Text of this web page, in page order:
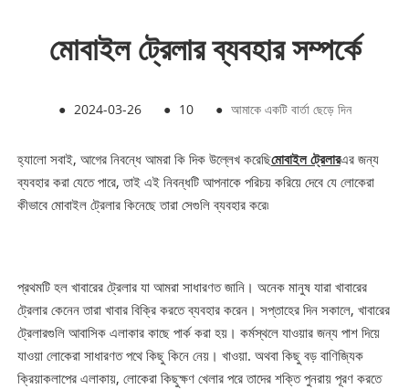
মোবাইল ট্রেলার ব্যবহার সম্পর্কে
● 2024-03-26 ● 10 ● আমাকে একটি বার্তা ছেড়ে দিন
হ্যালো সবাই, আগের নিবন্ধে আমরা কি দিক উল্লেখ করেছিমোবাইল ট্রেলারএর জন্য
ব্যবহার করা যেতে পারে, তাই এই নিবন্ধটি আপনাকে পরিচয় করিয়ে দেবে যে লোকেরা
কীভাবে মোবাইল ট্রেলার কিনেছে তারা সেগুলি ব্যবহার করে৷
প্রথমটি হল খাবারের ট্রেলার যা আমরা সাধারণত জানি। অনেক মানুষ যারা খাবারের
ট্রেলার কেনেন তারা খাবার বিক্রি করতে ব্যবহার করেন। সপ্তাহের দিন সকালে, খাবারের
ট্রেলারগুলি আবাসিক এলাকার কাছে পার্ক করা হয়। কর্মস্থলে যাওয়ার জন্য পাশ দিয়ে
যাওয়া লোকেরা সাধারণত পথে কিছু কিনে নেয়। খাওয়া. অথবা কিছু বড় বাণিজ্যিক
ক্রিয়াকলাপের এলাকায়, লোকেরা কিছুক্ষণ খেলার পরে তাদের শক্তি পুনরায় পূরণ করতে